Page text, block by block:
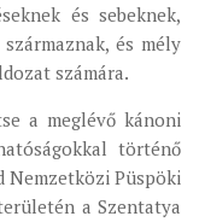
és sebeknek,
és mély
számára.
a meglévő kánoni
történő
Nemzetközi Püspöki
a Szentatya